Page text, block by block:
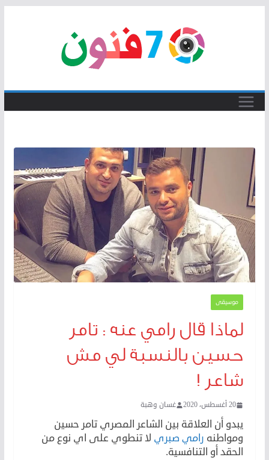
موسيقى
لماذا قال رامي عنه : تامر
حسين بالنسبة لي مش
شاعر !
20 أغسطس، 2020 غسان وهبة
يبدو أن العلاقة بين الشاعر المصري تامر حسين
ومواطنه رامي صبري لا تنطوي على اي نوع من
الحقد أو التنافسية.